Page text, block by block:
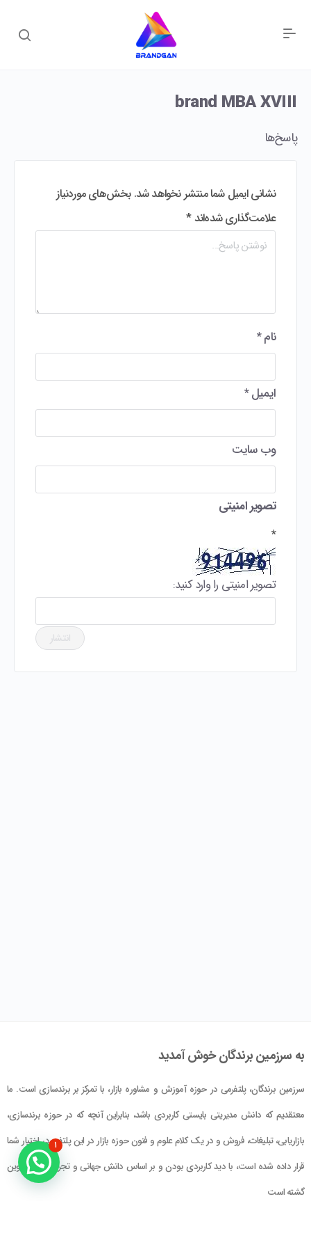
brand MBA XVIII
پاسخ‌ها
نشانی ایمیل شما منتشر نخواهد شد. بخش‌های موردنیاز
علامت‌گذاری شده‌اند*
نام*
ایمیل*
وب‌ سایت
تصویر امنیتی
*
تصویر امنیتی را وارد کنید:
به سرزمین برندگان خوش آمدید
سرزمین برندگان، پلتفرمی در حوزه آموزش و مشاوره بازار، با تمرکز بر برندسازی است. ما
معتقدیم که دانش مدیریتی بایستی کاربردی باشد، بنابراین آنچه که در حوزه برندسازی،
بازاریابی، تبلیغات، فروش و در یک کلام علوم و فنون حوزه بازار در این پلتفرم در اختیار شما
قرار داده شده است، با دید کاربردی بودن و بر اساس دانش جهانی و تجربه بومی تدوین
گشته است
۱